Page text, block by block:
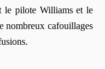
le pilote Williams et le
nombreux cafouillages